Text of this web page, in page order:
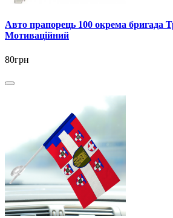
Авто прапорець 100 окрема бригада
Мотиваційний
80грн